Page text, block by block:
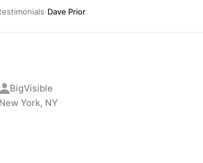
›Dave Prior
BigVisible
New York, NY